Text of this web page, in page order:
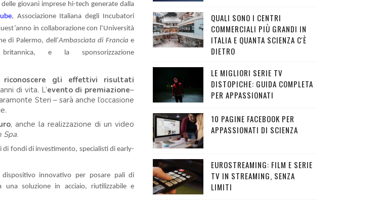
giovani imprese hi-tech generate dalla
, Associazione Italiana degli Incubatori
in collaborazione con l’Università
di Palermo, dell’Ambasciata di Francia e
e la sponsorizzazione
gli effettivi risultati
di vita. L’evento di premiazione–
Steri – sarà anche l’occasione
, anche la realizzazione di un video
Spa.
fondi di investimento, specialisti di early-
dispositivo innovativo per posare pali di
una soluzione in acciaio, riutilizzabile e
QUALI SONO I CENTRI
COMMERCIALI PIÙ GRANDI IN
ITALIA E QUANTA SCIENZA C'È
DIETRO
LE MIGLIORI SERIE TV
DISTOPICHE: GUIDA COMPLETA
PER APPASSIONATI
10 PAGINE FACEBOOK PER
APPASSIONATI DI SCIENZA
EUROSTREAMING: FILM E SERIE
TV IN STREAMING, SENZA
LIMITI